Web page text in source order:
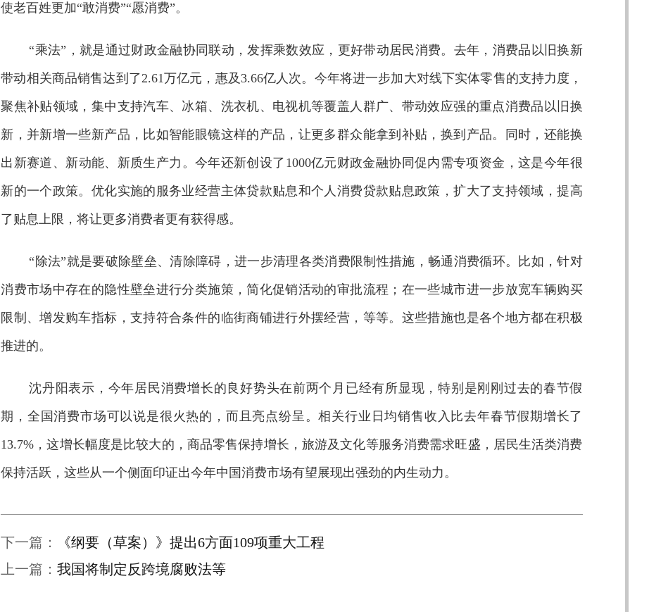
使老百姓更加“敢消费”“愿消费”。
“乘法”，就是通过财政金融协同联动，发挥乘数效应，更好带动居民消费。去年，消费品以旧换新
带动相关商品销售达到了2.61万亿元，惠及3.66亿人次。今年将进一步加大对线下实体零售的支持力度，
聚焦补贴领域，集中支持汽车、冰箱、洗衣机、电视机等覆盖人群广、带动效应强的重点消费品以旧换
新，并新增一些新产品，比如智能眼镜这样的产品，让更多群众能拿到补贴，换到产品。同时，还能换
出新赛道、新动能、新质生产力。今年还新创设了1000亿元财政金融协同促内需专项资金，这是今年很
新的一个政策。优化实施的服务业经营主体贷款贴息和个人消费贷款贴息政策，扩大了支持领域，提高
了贴息上限，将让更多消费者更有获得感。
“除法”就是要破除壁垒、清除障碍，进一步清理各类消费限制性措施，畅通消费循环。比如，针对
消费市场中存在的隐性壁垒进行分类施策，简化促销活动的审批流程；在一些城市进一步放宽车辆购买
限制、增发购车指标，支持符合条件的临街商铺进行外摆经营，等等。这些措施也是各个地方都在积极
推进的。
沈丹阳表示，今年居民消费增长的良好势头在前两个月已经有所显现，特别是刚刚过去的春节假
期，全国消费市场可以说是很火热的，而且亮点纷呈。相关行业日均销售收入比去年春节假期增长了
13.7%，这增长幅度是比较大的，商品零售保持增长，旅游及文化等服务消费需求旺盛，居民生活类消费
保持活跃，这些从一个侧面印证出今年中国消费市场有望展现出强劲的内生动力。
下一篇：
《纲要（草案）》提出6方面109项重大工程
上一篇：我国将制定反跨境腐败法等